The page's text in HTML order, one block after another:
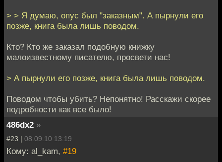
> > Я думаю, опус был "заказным". А пырнули его
позже, книга была лишь поводом.
Кто? Кто же заказал подобную книжку
малоизвестному писателю, просвети нас!
> А пырнули его позже, книга была лишь поводом.
Поводом чтобы убить? Непонятно! Расскажи скорее
подробности как все было!
486dx2 »
#23 | 08.09.10 13:19
Кому: al_kam, #19